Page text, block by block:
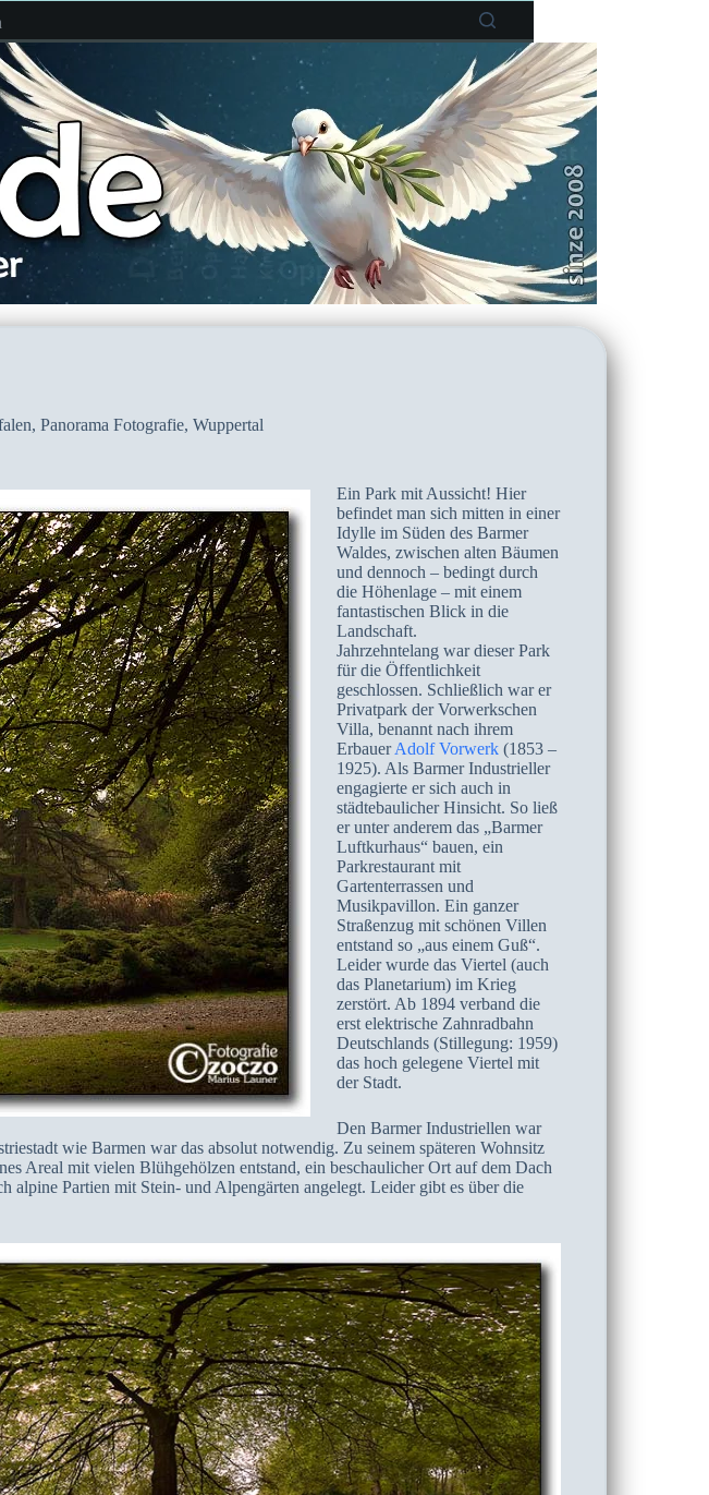
, Panorama Fotografie, Wuppertal
Ein Park mit Aussicht! Hier
befindet man sich mitten in einer
Idylle im Süden des Barmer
Waldes, zwischen alten Bäumen
und dennoch – bedingt durch
die Höhenlage – mit einem
fantastischen Blick in die
Landschaft.
Jahrzehntelang war dieser Park
für die Öffentlichkeit
geschlossen. Schließlich war er
Privatpark der Vorwerkschen
Villa, benannt nach ihrem
ErbauerAdolf Vorwerk(1853 –
1925). Als Barmer Industrieller
engagierte er sich auch in
städtebaulicher Hinsicht. So ließ
er unter anderem das „Barmer
Luftkurhaus“ bauen, ein
Parkrestaurant mit
Gartenterrassen und
Musikpavillon. Ein ganzer
Straßenzug mit schönen Villen
entstand so „aus einem Guß“.
Leider wurde das Viertel (auch
das Planetarium) im Krieg
zerstört. Ab 1894 verband die
erst elektrische Zahnradbahn
Deutschlands (Stillegung: 1959)
das hoch gelegene Viertel mit
der Stadt.
Den Barmer Industriellen war
wie Barmen war das absolut notwendig. Zu seinem späteren Wohnsitz
Areal mit vielen Blühgehölzen entstand, ein beschaulicher Ort auf dem Dach
alpine Partien mit Stein- und Alpengärten angelegt. Leider gibt es über die